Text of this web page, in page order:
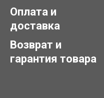
Оплата и
доставка
Возврат и
гарантия товара